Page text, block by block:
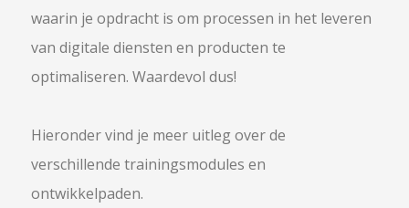
waarin je opdracht is om processen in het leveren
van digitale diensten en producten te
optimaliseren. Waardevol dus!
Hieronder vind je meer uitleg over de
verschillende trainingsmodules en
ontwikkelpaden.